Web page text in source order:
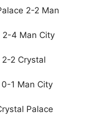
2-2 Man
2-4 Man City
2 Crystal
1 Man City
Palace